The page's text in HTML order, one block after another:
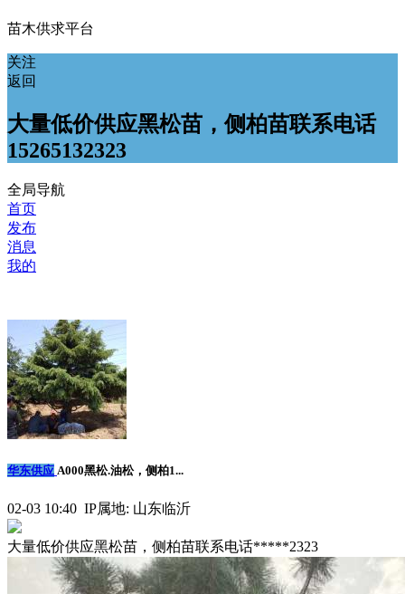
苗木供求平台
关注
返回
大量低价供应黑松苗，侧柏苗联系电话
15265132323
全局导航
首页
发布
消息
我的
华东供应 A000黑松.油松，侧柏1...
02-03 10:40 IP属地: 山东临沂
大量低价供应黑松苗，侧柏苗联系电话*****2323